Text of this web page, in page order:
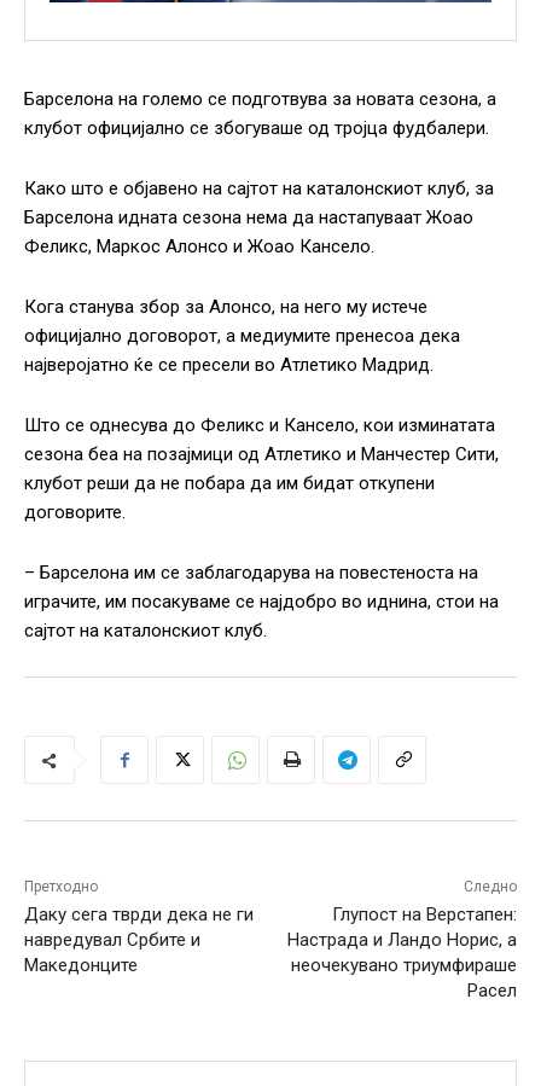
Барселона на големо се подготвува за новата сезона, а
клубот официјално се збогуваше од тројца фудбалери.
Како што е објавено на сајтот на каталонскиот клуб, за
Барселона идната сезона нема да настапуваат Жоао
Феликс, Маркос Алонсо и Жоао Кансело.
Кога станува збор за Алонсо, на него му истече
официјално договорот, а медиумите пренесоа дека
најверојатно ќе се пресели во Атлетико Мадрид.
Што се однесува до Феликс и Кансело, кои изминатата
сезона беа на позајмици од Атлетико и Манчестер Сити,
клубот реши да не побара да им бидат откупени
договорите.
– Барселона им се заблагодарува на повестеноста на
играчите, им посакуваме се најдобро во иднина, стои на
сајтот на каталонскиот клуб.
Претходно
Даку сега тврди дека не ги
навредувал Србите и
Македонците
Следно
Глупост на Верстапен:
Настрада и Ландо Норис, а
неочекувано триумфираше
Расел